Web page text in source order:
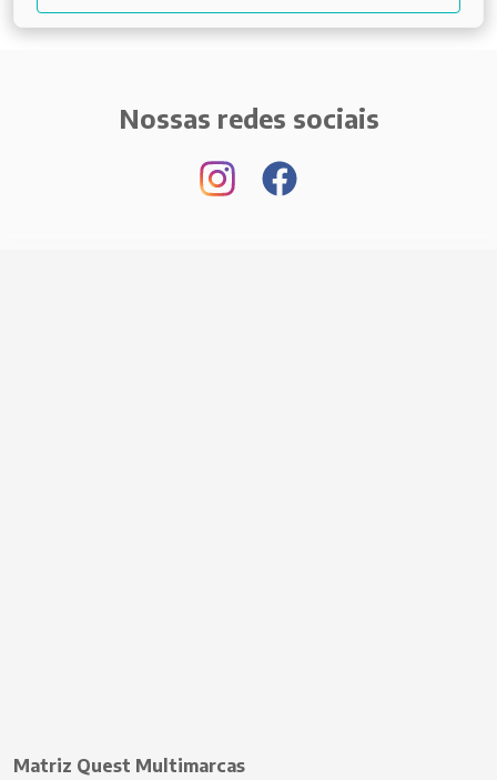
Nossas redes sociais
Matriz Quest Multimarcas